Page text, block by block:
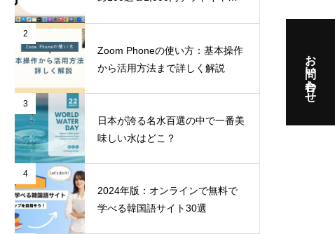
2
Zoom Phoneの使い方：基本操作
から活用方法まで詳しく解説
3
日本が誇る名水百選の中で一番美
味しい水はどこ？
4
2024年版：オンラインで無料で
学べる韓国語サイト30選
お問い合わせ